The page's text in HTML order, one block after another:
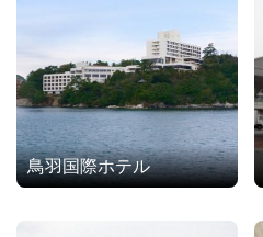
鳥羽国際ホテル